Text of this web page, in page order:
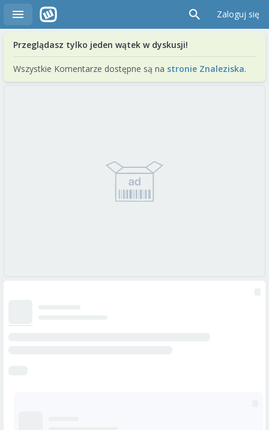
Zaloguj się
Przeglądasz tylko jeden wątek w dyskusji!
Wszystkie Komentarze dostępne są na stronie Znaleziska.